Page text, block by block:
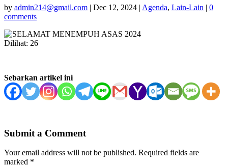
by admin214@gmail.com | Dec 12, 2024 | Agenda, Lain-Lain | 0
comments
Dilihat: 26
Sebarkan artikel ini
Submit a Comment
Your email address will not be published. Required fields are
marked *